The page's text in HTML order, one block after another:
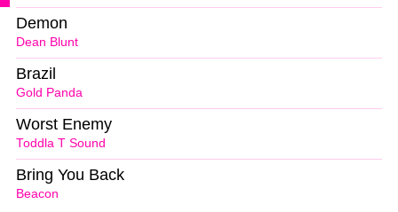
Dean Blunt
Demon
Gold Panda
Brazil
Toddla T Sound
Worst Enemy
Beacon
Bring You Back